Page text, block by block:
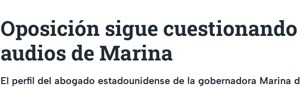
Oposición sigue cuestionando
audios de Marina
El perfil del abogado estadounidense de la gobernadora Marina